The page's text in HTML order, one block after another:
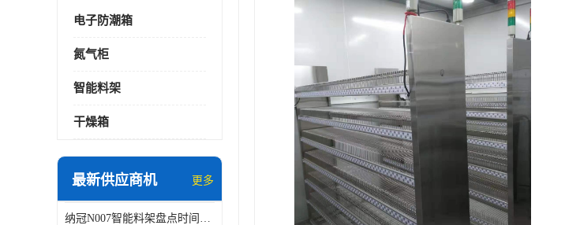
电子防潮箱
氮气柜
智能料架
干燥箱
最新供应商机 更多
纳冠N007智能料架盘点时间可从2天减少到约2个小时